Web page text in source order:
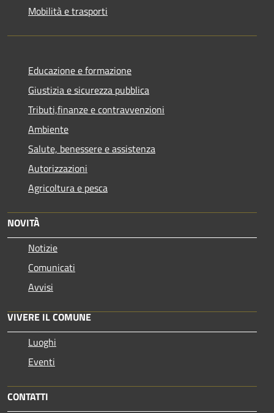
Mobilità e trasporti
Educazione e formazione
Giustizia e sicurezza pubblica
Tributi,finanze e contravvenzioni
Ambiente
Salute, benessere e assistenza
Autorizzazioni
Agricoltura e pesca
NOVITÀ
Notizie
Comunicati
Avvisi
VIVERE IL COMUNE
Luoghi
Eventi
CONTATTI